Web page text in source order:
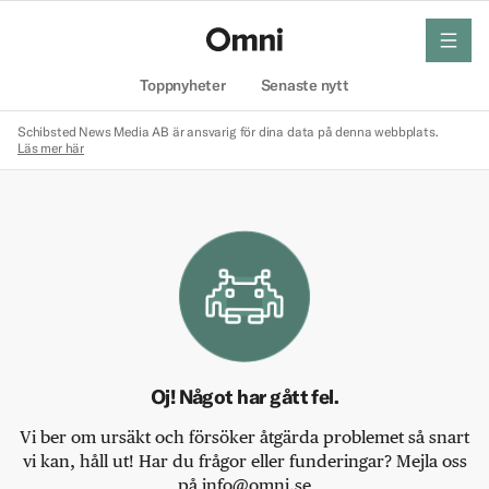
Toppnyheter Senaste nytt
meny
Schibsted News Media AB är ansvarig för dina data på denna webbplats.
Läs mer här
Oj! Något har gått fel.
Vi ber om ursäkt och försöker åtgärda problemet så snart
vi kan, håll ut! Har du frågor eller funderingar? Mejla oss